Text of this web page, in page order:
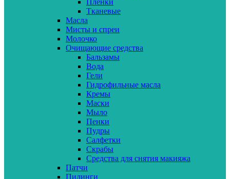
Тканевые
Масла
Мисты и спреи
Молочко
Очищающие средства
Бальзамы
Вода
Гели
Гидрофильные масла
Кремы
Маски
Мыло
Пенки
Пудры
Салфетки
Скрабы
Средства для снятия макияжа
Патчи
Пилинги